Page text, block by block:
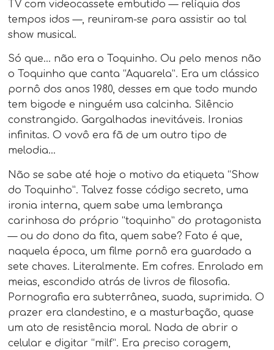
TV com videocassete embutido — relíquia dos
tempos idos —, reuniram-se para assistir ao tal
show musical.
Só que… não era o Toquinho. Ou pelo menos não
o Toquinho que canta “Aquarela”. Era um clássico
pornô dos anos 1980, desses em que todo mundo
tem bigode e ninguém usa calcinha. Silêncio
constrangido. Gargalhadas inevitáveis. Ironias
infinitas. O vovô era fã de um outro tipo de
melodia…
Não se sabe até hoje o motivo da etiqueta “Show
do Toquinho”. Talvez fosse código secreto, uma
ironia interna, quem sabe uma lembrança
carinhosa do próprio “toquinho” do protagonista
— ou do dono da fita, quem sabe? Fato é que,
naquela época, um filme pornô era guardado a
sete chaves. Literalmente. Em cofres. Enrolado em
meias, escondido atrás de livros de filosofia.
Pornografia era subterrânea, suada, suprimida. O
prazer era clandestino, e a masturbação, quase
um ato de resistência moral. Nada de abrir o
celular e digitar “milf”. Era preciso coragem,